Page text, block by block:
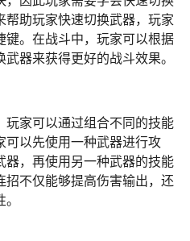
助玩家快速切换武器，玩家
键。在战斗中，玩家可以根据
器来获得更好的战斗效果。
玩家可以通过组合不同的技能
可以先使用一种武器进行攻
器，再使用另一种武器的技能
不仅能够提高伤害输出，还